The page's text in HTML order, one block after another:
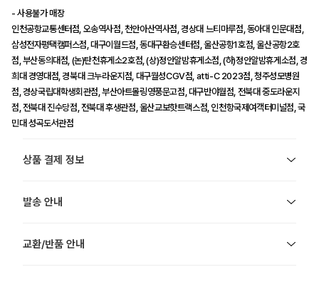
- 사용불가 매장
인천공항교통센터점, 오송역사점, 천안아산역사점, 경상대 느티마루점, 동아대 인문대점,
삼성전자평택캠퍼스점, 대구이월드점, 동대구환승센터점, 울산공항1호점, 울산공항2호
점, 부산동의대점, (논)탄천휴게소2호점, (상)정안알밤휴게소점, (하)정안알밤휴게소점, 경
희대 경영대점, 경북대 크누라운지점, 대구월성CGV점, atti-C 2023점, 청주성모병원
점, 경상국립대학생회관점, 부산아트몰링영풍문고점, 대구반야월점, 전북대 중도라운지
점, 전북대 진수당점, 전북대 후생관점, 울산교보핫트랙스점, 인천항국제여객터미널점, 국
민대 성곡도서관점
상품 결제 정보
발송 안내
교환/반품 안내